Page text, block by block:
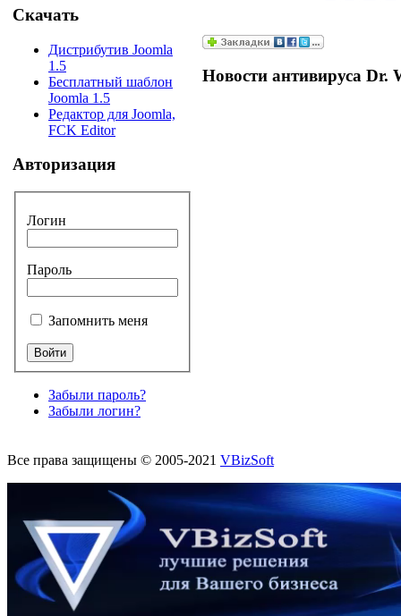
Скачать
Дистрибутив Joomla
1.5
Бесплатный шаблон
Joomla 1.5
Редактор для Joomla,
FCK Editor
Авторизация
Логин
Пароль
Запомнить меня
Забыли пароль?
Забыли логин?
Новости антивируса Dr.
Все права защищены © 2005-2021 VBizSoft